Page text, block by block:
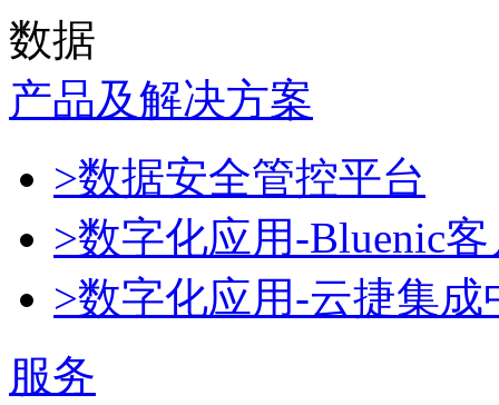
数据
产品及解决方案
>数据安全管控平台
>数字化应用-Bluenic
>数字化应用-云捷集成
服务